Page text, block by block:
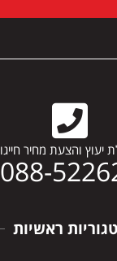
יעוץ והצעת מחיר חייגו
088-
ראשיות